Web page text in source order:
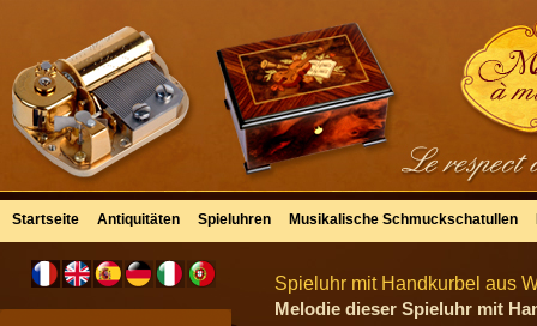
Startseite Antiquitäten Spieluhren Musikalische Schmuckschatullen
Spieluhr mit Handkurbel aus
Melodie dieser Spieluhr mit